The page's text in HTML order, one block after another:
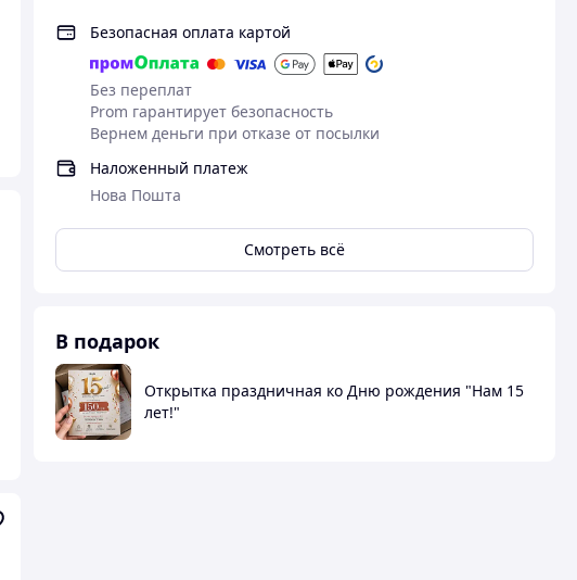
Безопасная оплата картой
Без переплат
Prom гарантирует безопасность
Вернем деньги при отказе от посылки
Наложенный платеж
Нова Пошта
Смотреть всё
В подарок
Открытка праздничная ко Дню рождения "Нам 15
лет!"